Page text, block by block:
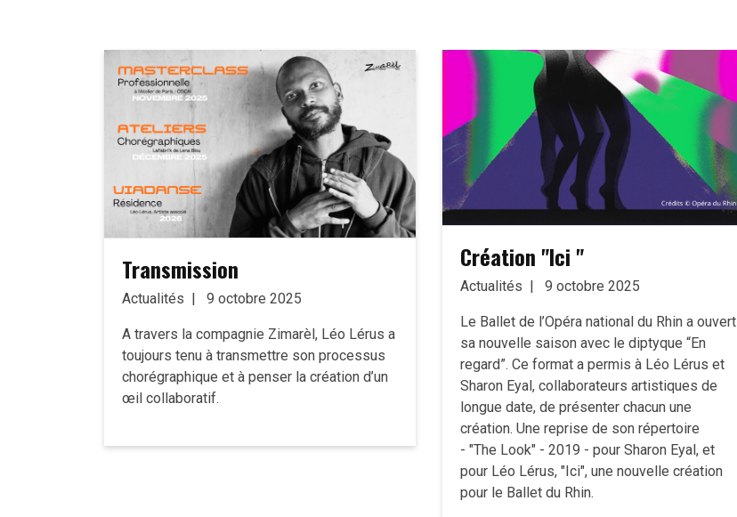
Transmission
Actualités 9 octobre 2025
A travers la compagnie Zimarèl, Léo Lérus a
toujours tenu à transmettre son processus
chorégraphique et à penser la création d’un
œil collaboratif.
Création "Ici "
Actualités 9 octobre 2025
Le Ballet de l’Opéra national du Rhin a ouvert
sa nouvelle saison avec le diptyque “En
regard”. ‍Ce format a permis à Léo Lérus et
Sharon Eyal, collaborateurs artistiques de
longue date, de présenter chacun une
création. Une reprise de son répertoire
- "The Look" - 2019 - pour Sharon Eyal, et
pour Léo Lérus, "Ici", une nouvelle création
pour le Ballet du Rhin.